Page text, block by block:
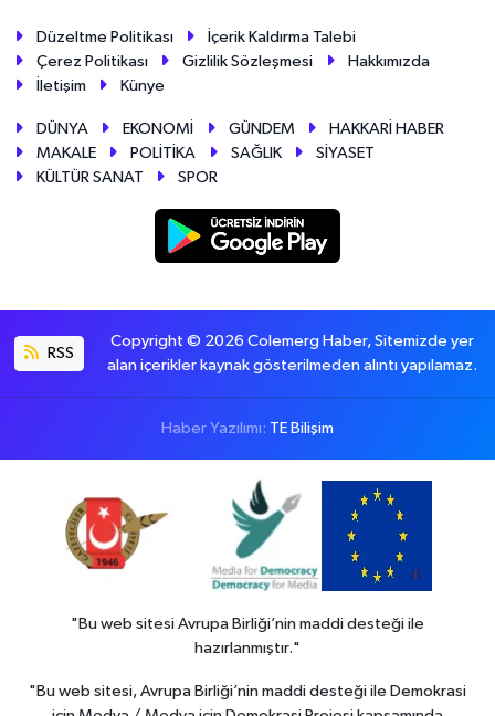
Düzeltme Politikası
İçerik Kaldırma Talebi
Çerez Politikası
Gizlilik Sözleşmesi
Hakkımızda
İletişim
Künye
DÜNYA EKONOMİ GÜNDEM
HAKKARİ HABER
MAKALE
POLİTİKA SAĞLIK
SİYASET
KÜLTÜR SANAT
SPOR
RSS
Copyright © 2026 Colemerg Haber, Sitemizde yer
alan içerikler kaynak gösterilmeden alıntı yapılamaz.
Haber Yazılımı: TE Bilişim
"Bu web sitesi Avrupa Birliği’nin maddi desteği ile
hazırlanmıştır."
"Bu web sitesi, Avrupa Birliği’nin maddi desteği ile Demokrasi